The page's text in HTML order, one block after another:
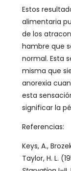
Estos
alimentaria
de los
hambre que
normal. Esta
misma que
anorexia
esta
significar la
Referencias:
Keys, A.,
Taylor, H. L.